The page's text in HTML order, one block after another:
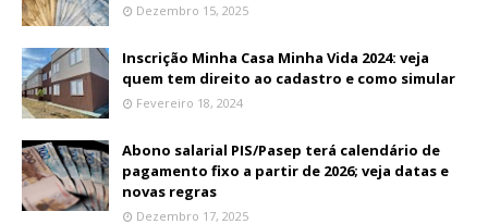
Dezembro 15, 2025
Inscrição Minha Casa Minha Vida 2024: veja
quem tem direito ao cadastro e como simular
Fevereiro 18, 2024
Abono salarial PIS/Pasep terá calendário de
pagamento fixo a partir de 2026; veja datas e
novas regras
Dezembro 17, 2025